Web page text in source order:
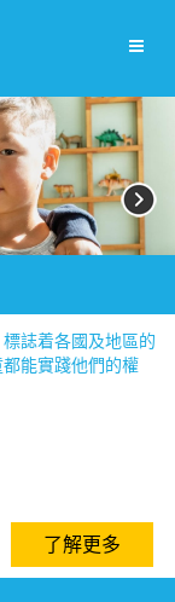
誌着各國及地區的
能實踐他們的權
了解更多